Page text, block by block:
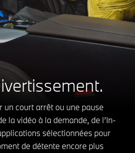
un court arrêt ou une pause
la vidéo à la demande, de l’In-
sélectionnées pour
de détente encore plus